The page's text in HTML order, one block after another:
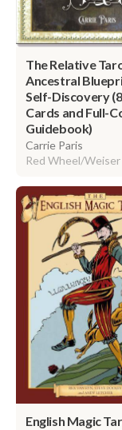
The Relative
Ancestral
Self-Discovery
Cards and Full-
Guidebook)
Carrie Paris
Red Wheel/Weiser
English Magic